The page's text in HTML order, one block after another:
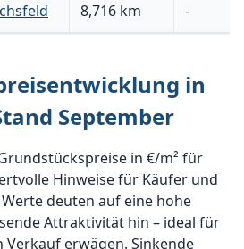
8,716 km -
in
September
in €/m² für
Hinweise für Käufer und
deuten auf eine hohe
Attraktivität hin – ideal für
Verkauf erwägen. Sinkende